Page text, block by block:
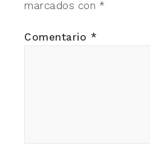
marcados con *
Comentario *